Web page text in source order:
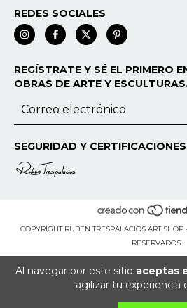
Al navegar por este sitio aceptas
agilizar tu experiencia
REDES SOCIALES
REGÍSTRATE Y SÉ EL PRIMERO
OBRAS DE ARTE Y
SEGURIDAD Y CERTIFICACIONES
COPYRIGHT RUBEN TRESPALACIOS ART SHOP
RESERVADOS.